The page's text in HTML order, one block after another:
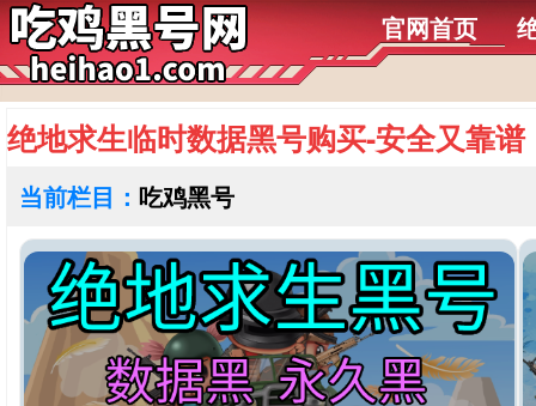
官网首页
绝地求生临时数据黑号购买-安全又靠谱
当前栏目： 吃鸡黑号